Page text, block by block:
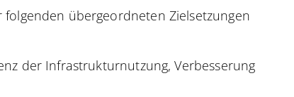
übergeordneten Zielsetzungen
der Infrastrukturnutzung, Verbesserung